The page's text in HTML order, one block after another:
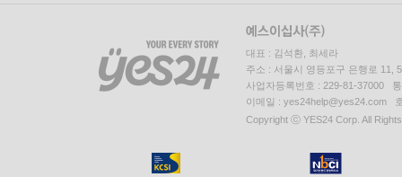
대표 : 김석환, 최세라
주소 : 서울시 영등포구 은행로 11,
사업자등록번호 : 229-81-37000
이메일 : yes24help@yes24.com
Copyright ⓒ YES24 Corp. All